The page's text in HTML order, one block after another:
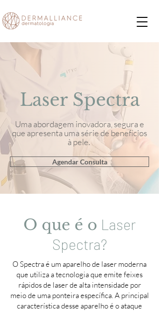
Laser Spectra
Uma abordagem inovadora, segura e
que apresenta uma série de benefícios
à pele.
Agendar Consulta
O que é o Laser
Spectra?
O Spectra é um aparelho de laser moderna
que utiliza a tecnologia que emite feixes
rápidos de laser de alta intensidade por
meio de uma ponteira específica. A principal
característica desse aparelho é o ataque